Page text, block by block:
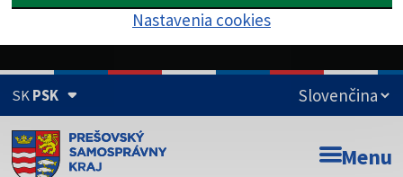
Nastavenia cookies
SKPSK
Doména psk.sk je oficiálna Menu